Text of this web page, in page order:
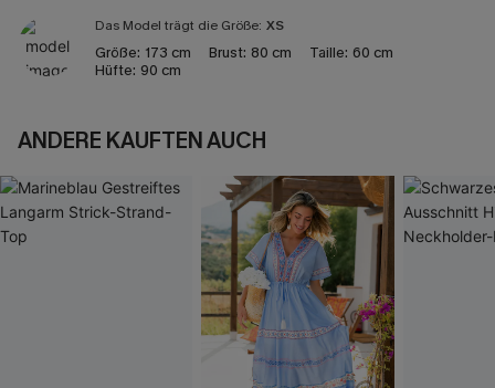
Das Model trägt die Größe: XS
Größe: 173 cm Brust: 80 cm Taille: 60 cm
Hüfte: 90 cm
ANDERE KAUFTEN AUCH